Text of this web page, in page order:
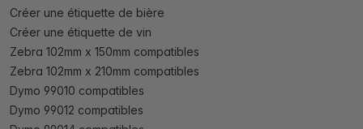
Créer une étiquette de bière
Créer une étiquette de vin
Zebra 102mm x 150mm compatibles
Zebra 102mm x 210mm compatibles
Dymo 99010 compatibles
Dymo 99012 compatibles